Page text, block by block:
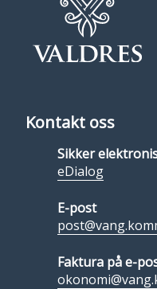
Kontakt oss
Sikker
eDialog
E-post
Faktura på e-